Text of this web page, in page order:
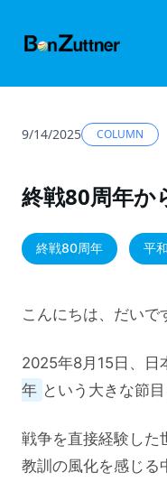
9/14/2025 COLUMN
終戦80周年か
終戦80周年 平和
こんにちは、だいで
2025年8月15日、日
年 という大きな節目
戦争を直接経験した
教訓の風化を感じる